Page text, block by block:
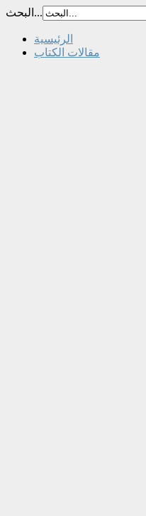
البحث...
الرئيسية
مقالات الكتاب